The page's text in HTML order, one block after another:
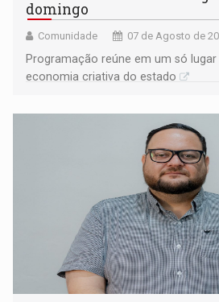
domingo
Comunidade 07 de Agosto de
Programação reúne em um só
economia criativa do estado